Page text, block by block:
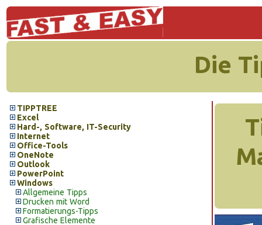
Die
TIPPTREE
Excel
Hard-, Software, IT-Security
Internet
Office-Tools
OneNote
Outlook
PowerPoint
Windows
Allgemeine Tipps
Drucken mit Word
Formatierungs-Tipps
Grafische Elemente